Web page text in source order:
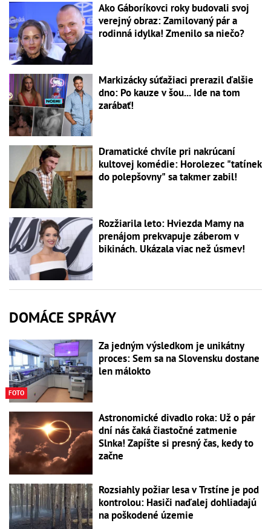
Ako Gáboríkovci roky budovali svoj
verejný obraz: Zamilovaný pár a
rodinná idylka! Zmenilo sa niečo?
Markizácky súťažiaci prerazil ďalšie
dno: Po kauze v šou... Ide na tom
zarábať!
Dramatické chvíle pri nakrúcaní
kultovej komédie: Horolezec "tatínek
do polepšovny" sa takmer zabil!
Rozžiarila leto: Hviezda Mamy na
prenájom prekvapuje záberom v
bikinách. Ukázala viac než úsmev!
DOMÁCE SPRÁVY
FOTO
Za jedným výsledkom je unikátny
proces: Sem sa na Slovensku dostane
len málokto
Astronomické divadlo roka: Už o pár
dní nás čaká čiastočné zatmenie
Slnka! Zapíšte si presný čas, kedy to
začne
Rozsiahly požiar lesa v Trstíne je pod
kontrolou: Hasiči naďalej dohliadajú
na poškodené územie